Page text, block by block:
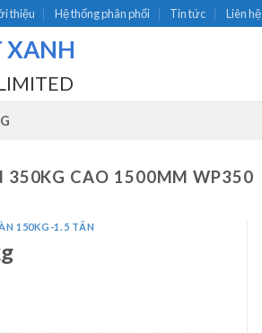
thiệu Hệ thống phân phối Tin tức Liên hệ
XANH
350KG CAO 1500MM WP350
150KG-1.5 TẤN